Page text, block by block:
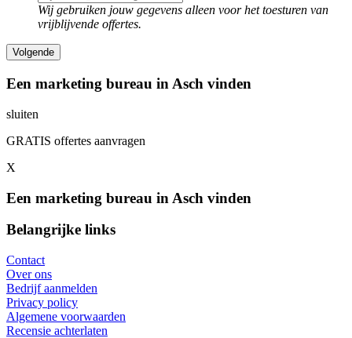
Wij gebruiken jouw gegevens alleen voor het toesturen van
vrijblijvende offertes.
Een marketing bureau in Asch vinden
sluiten
GRATIS offertes aanvragen
X
Een marketing bureau in Asch vinden
Belangrijke links
Contact
Over ons
Bedrijf aanmelden
Privacy policy
Algemene voorwaarden
Recensie achterlaten